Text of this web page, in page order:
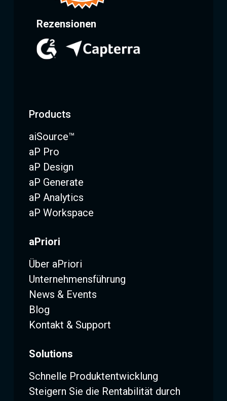
Rezensionen
Products
aiSource™
aP Pro
aP Design
aP Generate
aP Analytics
aP Workspace
aPriori
Über aPriori
Unternehmensführung
News & Events
Blog
Kontakt & Support
Solutions
Schnelle Produktentwicklung
Steigern Sie die Rentabilität durch